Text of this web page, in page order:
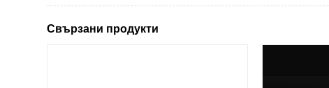
Свързани продукти